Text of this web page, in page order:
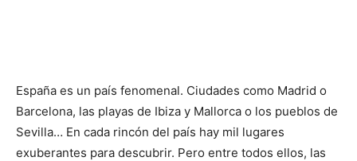
España es un país fenomenal. Ciudades como Madrid o
Barcelona, las playas de Ibiza y Mallorca o los pueblos de
Sevilla… En cada rincón del país hay mil lugares
exuberantes para descubrir. Pero entre todos ellos, las